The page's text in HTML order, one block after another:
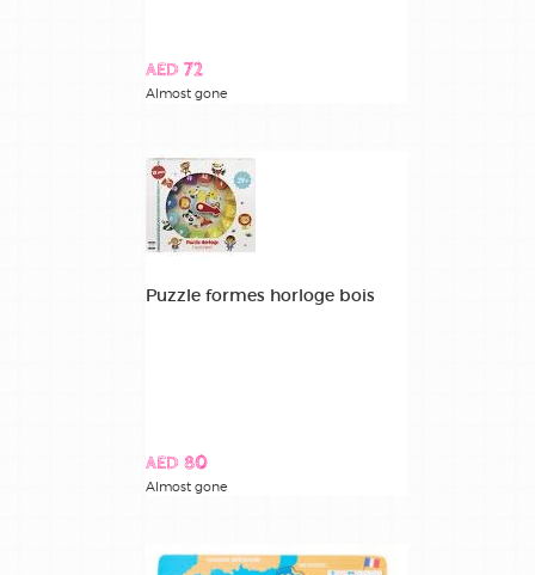
AED 72
Almost gone
Puzzle formes horloge bois
AED 80
Almost gone